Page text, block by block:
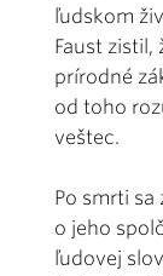
ľudskom
Faust
prírodné
od toho
veštec.
Po smrti
o jeho
ľudovej